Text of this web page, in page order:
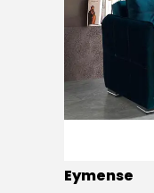
Eymense